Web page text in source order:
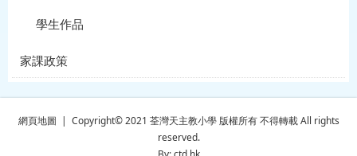
學生作品
家課政策
網頁地圖 | Copyright© 2021 荃灣天主教小學 版權所有 不得轉載 All rights
reserved.